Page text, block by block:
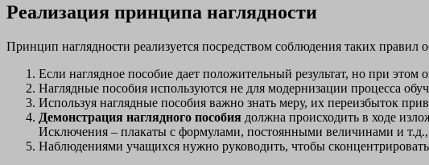
Реализация принципа наглядности
Принцип наглядности реализуется посредством соблюдения таких правил
Если наглядное пособие дает положительный результат, но при
Наглядные пособия используются не для модернизации процесса
Используя наглядные пособия важно знать меру, их переизбыток
Демонстрация наглядного пособия должна происходить в ходе
Исключения – плакаты с формулами, постоянными величинами и
Наблюдениями учащихся нужно руководить, чтобы